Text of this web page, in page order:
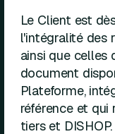
Le Client est
l'intégralité des
ainsi que celles
document
Plateforme,
référence et qui
tiers et DISHOP.